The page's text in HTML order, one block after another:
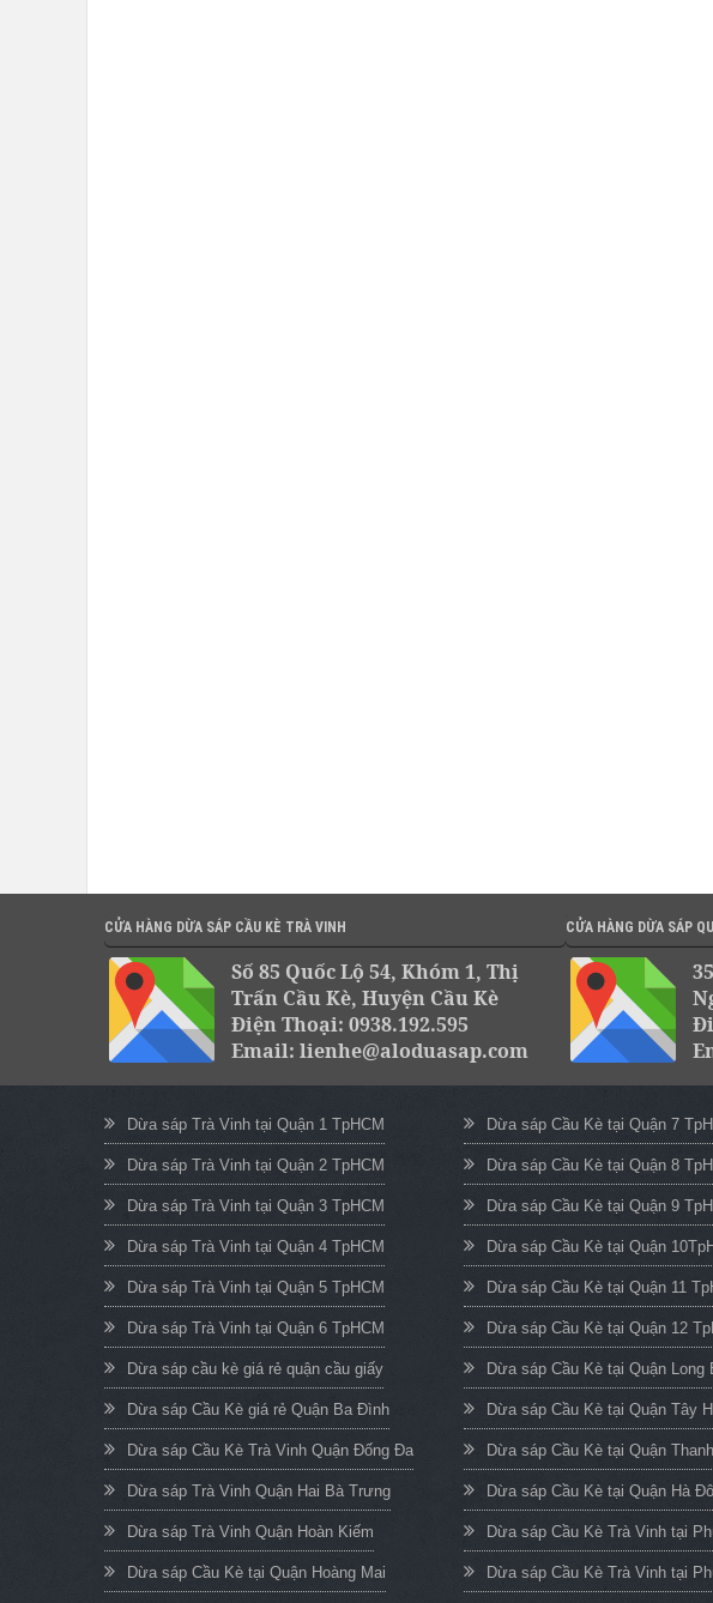
CỬA HÀNG DỪA SÁP CẦU KÈ TRÀ VINH
Số 85 Quốc Lộ 54, Khóm 1, Thị
Trấn Cầu Kè, Huyện Cầu Kè
Điện Thoại: 0938.192.595
Email: lienhe@aloduasap.com
CỬA HÀNG DỪA SÁP
Dừa sáp Trà Vinh tại Quận 1 TpHCM
Dừa sáp Trà Vinh tại Quận 2 TpHCM
Dừa sáp Trà Vinh tại Quận 3 TpHCM
Dừa sáp Trà Vinh tại Quận 4 TpHCM
Dừa sáp Trà Vinh tại Quận 5 TpHCM
Dừa sáp Trà Vinh tại Quận 6 TpHCM
Dừa sáp cầu kè giá rẻ quận cầu giấy
Dừa sáp Cầu Kè giá rẻ Quận Ba Đình
Dừa sáp Cầu Kè Trà Vinh Quận Đống Đa
Dừa sáp Trà Vinh Quận Hai Bà Trưng
Dừa sáp Trà Vinh Quận Hoàn Kiếm
Dừa sáp Cầu Kè tại Quận Hoàng Mai
Dừa sáp Cầu Kè tại Quận 7
Dừa sáp Cầu Kè tại Quận 8
Dừa sáp Cầu Kè tại Quận 9
Dừa sáp Cầu Kè tại Quận
Dừa sáp Cầu Kè tại Quận 11
Dừa sáp Cầu Kè tại Quận 12
Dừa sáp Cầu Kè tại Quận Long
Dừa sáp Cầu Kè tại Quận Tây
Dừa sáp Cầu Kè tại Quận
Dừa sáp Cầu Kè tại Quận Hà
Dừa sáp Cầu Kè Trà Vinh tại
Dừa sáp Cầu Kè Trà Vinh tại